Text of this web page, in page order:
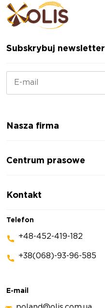
Subskrybuj newsletter
Nasza firma
Opinie o firmie
Centrum prasowe
Artykuły
Kontakt
Telefon
+48-452-419-182
+38(068)-93-96-585
E-mail